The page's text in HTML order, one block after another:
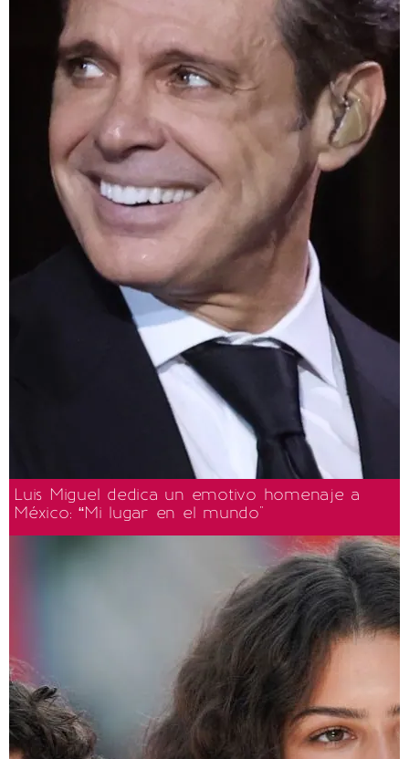
Luis Miguel dedica un emotivo homenaje a
México: “Mi lugar en el mundo"